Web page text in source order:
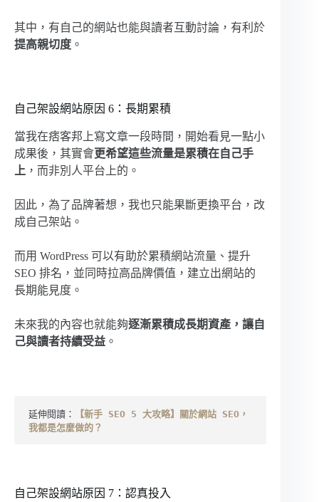
其中，有自己的網站也能與讀者互動討論，有利於
提高親切度 。
自己架設網站原因 6：長期累積
當我在痞客邦上寫文章一段時間，開始看見一點小
成果後，其實會更希望這些流量是累積在自己手
上 ，而非別人平台上的。
因此，為了品牌著想，我也只能果斷更換平台，改
成自己架站。
而用 WordPress 可以有助於累積網站流量、提升
SEO 排名，並同時拉高品牌價值，建立出網站的
長期能見度。
未來我的內容也就能夠逐漸累積成長期資產，讓自
己與讀者持續受益 。
延伸閱讀：
【新手 SEO 5 大攻略】關於網站 SEO，
我都是怎麼做的？
自己架設網站原因 7：認真投入